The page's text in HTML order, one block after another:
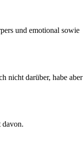
und emotional sowie
nicht darüber, habe aber
davon.